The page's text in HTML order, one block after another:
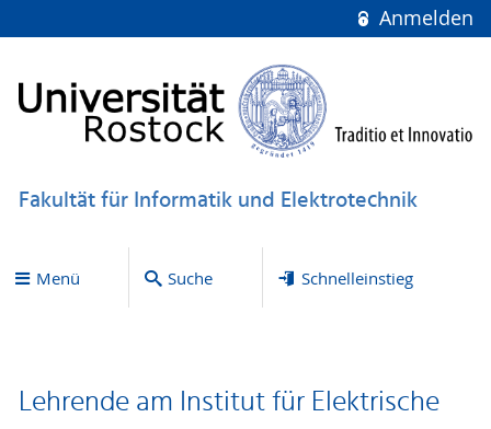
Anmelden
Fakultät für Informatik und Elektrotechnik
Menü Suche Schnelleinstieg
Lehrende am Institut für Elektrische